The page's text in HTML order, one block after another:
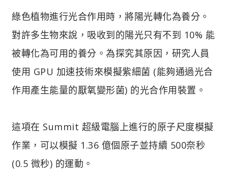
綠色植物進行光合作用時，將陽光轉化為養分。
對許多生物來說，吸收到的陽光只有不到 10% 能
被轉化為可用的養分。為探究其原因，研究人員
使用 GPU 加速技術來模擬紫細菌 (能夠通過光合
作用產生能量的厭氧變形菌) 的光合作用裝置。
這項在 Summit 超級電腦上進行的原子尺度模擬
作業，可以模擬 1.36 億個原子並持續 500奈秒
(0.5 微秒) 的運動。